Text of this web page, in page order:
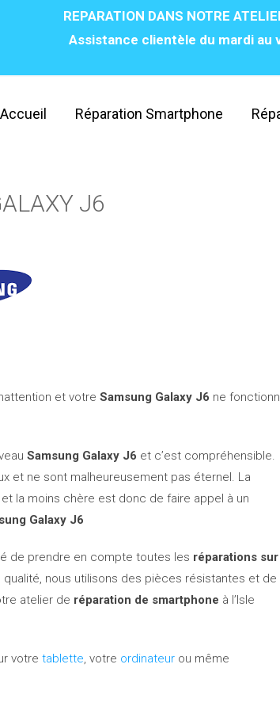
REPARATION DANS NOTRE
Assistance clientèle du mardi au
Accueil Réparation Smartphone
J6
et votre Samsung Galaxy J6 ne
Samsung Galaxy J6 et c’est compréhensible.
et ne sont malheureusement pas éternel. La
la moins chère est donc de faire appel à un
Galaxy J6
de prendre en compte toutes les réparations sur
nous utilisons des pièces résistantes et de
atelier de réparation de smartphone à l’Isle
votre tablette, votre ordinateur ou même